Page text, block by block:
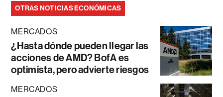
OTRAS NOTICIAS ECONÓMICAS
MERCADOS
¿Hasta dónde pueden llegar las
acciones de AMD? BofA es
optimista, pero advierte riesgos
MERCADOS